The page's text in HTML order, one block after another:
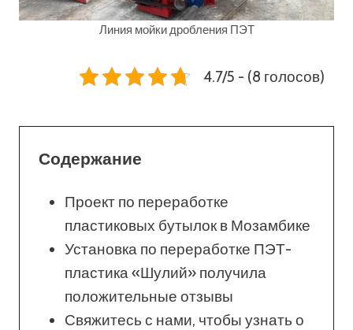
Линия мойки дробления ПЭТ
4.7/5 - (8 голосов)
Содержание
Проект по переработке
пластиковых бутылок в Мозамбике
Установка по переработке ПЭТ-
пластика «Шулий» получила
положительные отзывы
Свяжитесь с нами, чтобы узнать о